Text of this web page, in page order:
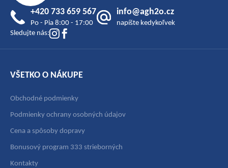
+420 733 659 567
Po - Pia 8:00 - 17:00
info@agh2o.cz
napíšte kedykoľvek
Sledujte nás:
VŠETKO O NÁKUPE
Obchodné podmienky
Podmienky ochrany osobných údajov
Cena a spôsoby dopravy
Bonusový program 333 strieborných
Kontakty